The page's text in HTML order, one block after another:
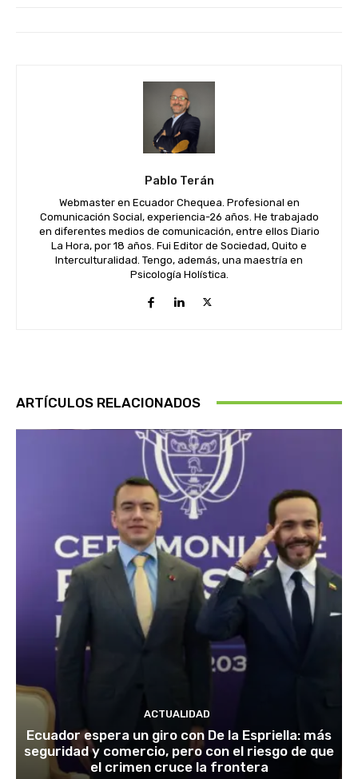
Pablo Terán
Webmaster en Ecuador Chequea. Profesional en
Comunicación Social, experiencia-26 años. He trabajado
en diferentes medios de comunicación, entre ellos Diario
La Hora, por 18 años. Fui Editor de Sociedad, Quito e
Interculturalidad. Tengo, además, una maestría en
Psicología Holística.
ARTÍCULOS RELACIONADOS
ACTUALIDAD
Ecuador espera un giro con De la Espriella: más
seguridad y comercio, pero con el riesgo de que
el crimen cruce la frontera